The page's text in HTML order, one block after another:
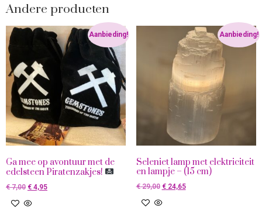
Andere producten
Aanbieding!
Ga mee op avontuur met de
edelsteen Piratenzakjes!
€7,00 € 4,95
Aanbieding!
Seleniet lamp met elektriciteit
en lampje – (15 cm)
€29,00 €24,65